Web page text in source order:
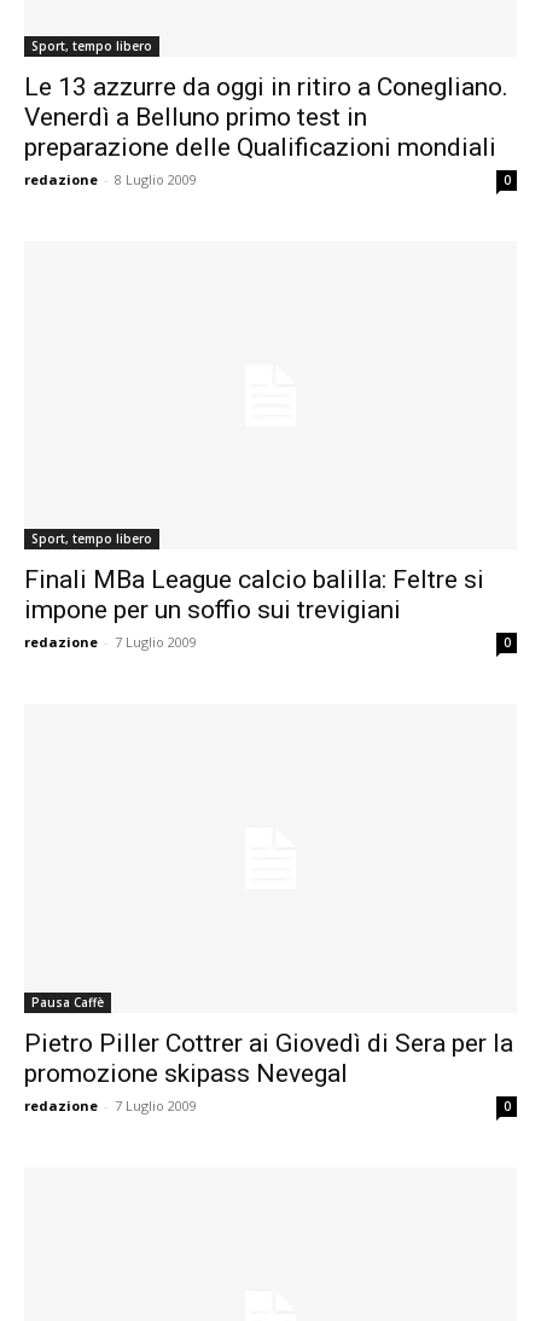
Sport, tempo libero
Le 13 azzurre da oggi in ritiro a Conegliano.
Venerdì a Belluno primo test in
preparazione delle Qualificazioni mondiali
redazione - 8 Luglio 2009 0
Sport, tempo libero
Finali MBa League calcio balilla: Feltre si
impone per un soffio sui trevigiani
redazione - 7 Luglio 2009 0
Pausa Caffè
Pietro Piller Cottrer ai Giovedì di Sera per la
promozione skipass Nevegal
redazione - 7 Luglio 2009 0